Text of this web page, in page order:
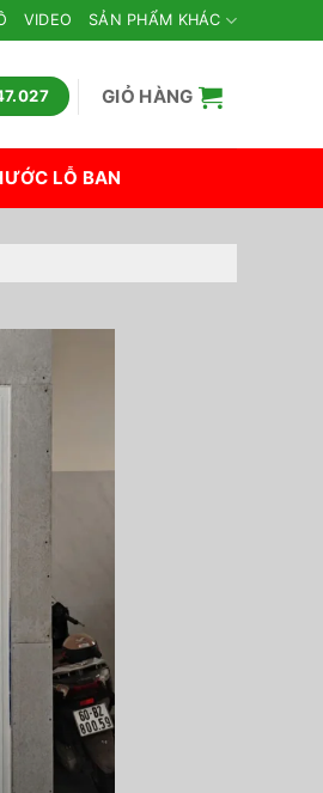
VIDEO SẢN PHẨM KHÁC
GIỎ HÀNG
LỖ BAN